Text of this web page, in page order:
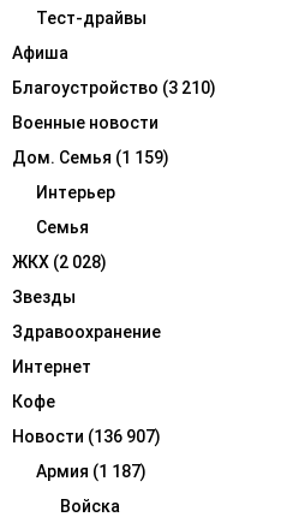
Тест-драйвы
Афиша
Благоустройство (3 210)
Военные новости
Дом. Семья (1 159)
Интерьер
Семья
ЖКХ (2 028)
Звезды
Здравоохранение
Интернет
Кофе
Новости (136 907)
Армия (1 187)
Войска